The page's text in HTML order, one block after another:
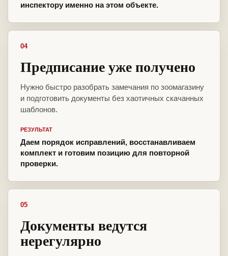
инспектору именно на этом объекте.
04
Предписание уже получено
Нужно быстро разобрать замечания по зоомагазину
и подготовить документы без хаотичных скачанных
шаблонов.
РЕЗУЛЬТАТ
Даем порядок исправлений, восстанавливаем
комплект и готовим позицию для повторной
проверки.
05
Документы ведутся
нерегулярно